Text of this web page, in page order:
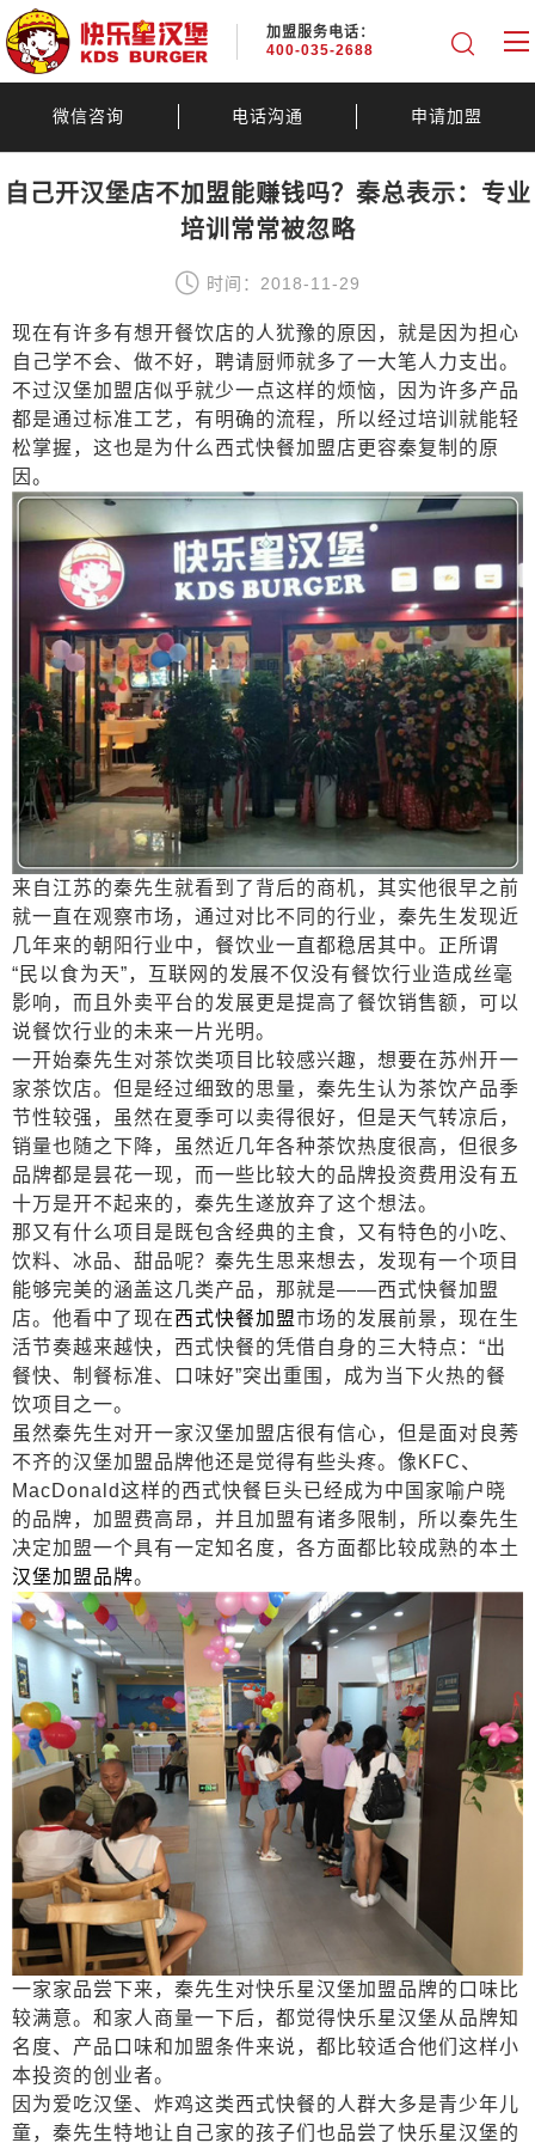
加盟服务电话：
400-035-2688
微信咨询 电话沟通 申请加盟
自己开汉堡店不加盟能赚钱吗？秦总表示：专业
培训常常被忽略
时间：2018-11-29
现在有许多有想开餐饮店的人犹豫的原因，就是因为担心
自己学不会、做不好，聘请厨师就多了一大笔人力支出。
不过汉堡加盟店似乎就少一点这样的烦恼，因为许多产品
都是通过标准工艺，有明确的流程，所以经过培训就能轻
松掌握，这也是为什么西式快餐加盟店更容秦复制的原
因。
来自江苏的秦先生就看到了背后的商机，其实他很早之前
就一直在观察市场，通过对比不同的行业，秦先生发现近
几年来的朝阳行业中，餐饮业一直都稳居其中。正所谓
“民以食为天”，互联网的发展不仅没有餐饮行业造成丝毫
影响，而且外卖平台的发展更是提高了餐饮销售额，可以
说餐饮行业的未来一片光明。
一开始秦先生对茶饮类项目比较感兴趣，想要在苏州开一
家茶饮店。但是经过细致的思量，秦先生认为茶饮产品季
节性较强，虽然在夏季可以卖得很好，但是天气转凉后，
销量也随之下降，虽然近几年各种茶饮热度很高，但很多
品牌都是昙花一现，而一些比较大的品牌投资费用没有五
十万是开不起来的，秦先生遂放弃了这个想法。
那又有什么项目是既包含经典的主食，又有特色的小吃、
饮料、冰品、甜品呢？秦先生思来想去，发现有一个项目
能够完美的涵盖这几类产品，那就是——西式快餐加盟
店。他看中了现在西式快餐加盟市场的发展前景，现在生
活节奏越来越快，西式快餐的凭借自身的三大特点：“出
餐快、制餐标准、口味好”突出重围，成为当下火热的餐
饮项目之一。
虽然秦先生对开一家汉堡加盟店很有信心，但是面对良莠
不齐的汉堡加盟品牌他还是觉得有些头疼。像 KFC、
MacDonald这样的西式快餐巨头已经成为中国家喻户晓
的品牌，加盟费高昂，并且加盟有诸多限制，所以秦先生
决定加盟一个具有一定知名度，各方面都比较成熟的本土
汉堡加盟品牌。
一家家品尝下来，秦先生对快乐星汉堡加盟品牌的口味比
较满意。和家人商量一下后，都觉得快乐星汉堡从品牌知
名度、产品口味和加盟条件来说，都比较适合他们这样小
本投资的创业者。
因为爱吃汉堡、炸鸡这类西式快餐的人群大多是青少年儿
童，秦先生特地让自己家的孩子们也品尝了快乐星汉堡的